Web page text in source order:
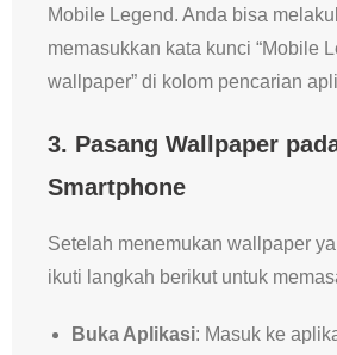
Mobile Legend. Anda bisa
memasukkan kata kunci “Mobile
wallpaper” di kolom pencarian
3. Pasang Wallpaper
Smartphone
Setelah menemukan wallpaper
ikuti langkah berikut untuk
Buka Aplikasi: Masuk ke